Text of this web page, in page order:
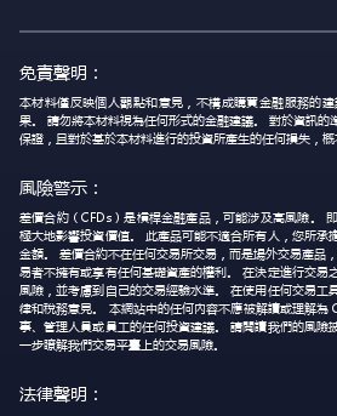
免責聲明：
本材料僅反映個人觀點和意見，不構成購買金融服務的
果。 請勿將本材料視為任何形式的金融建議。 對於資訊
保證，且對於基於本材料進行的投資所產生的任何損失，概
風險警示：
差價合約（CFDs）是槓桿金融產品，可能涉及高風險。
極大地影響投資價值。 此產品可能不適合所有人，您所承
金額。 差價合約不在任何交易所交易，而是場外交易產品
易者不擁有或享有任何基礎資產的權利。 在決定進行交易
風險，並考慮到自己的交易經驗水準。 在使用任何交易工
律和稅務意見。 本網站中的任何內容不應被解讀或理解為
事、管理人員或員工的任何投資建議。 請閱讀我們的風險
一步瞭解我們交易平臺上的交易風險。
法律聲明：